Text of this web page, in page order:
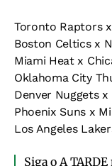
Toronto Raptors
Boston Celtics x
Miami Heat x
Oklahoma City
Denver Nuggets
Phoenix Suns x
Los Angeles
Siga o A